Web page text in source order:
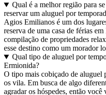
Qual é a melhor região para
reservar um aluguel por
Agios Emilianos é um dos
reserva de uma casa de férias
compilação de propriedades
esse destino como um morador
Qual tipo de aluguel por
Ermionida?
O tipo mais cobiçado de aluguel
os vila. Em busca de algo
agradar os hóspedes, então